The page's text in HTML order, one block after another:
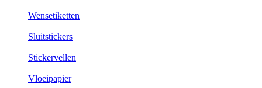
Wensetiketten
Sluitstickers
Stickervellen
Vloeipapier